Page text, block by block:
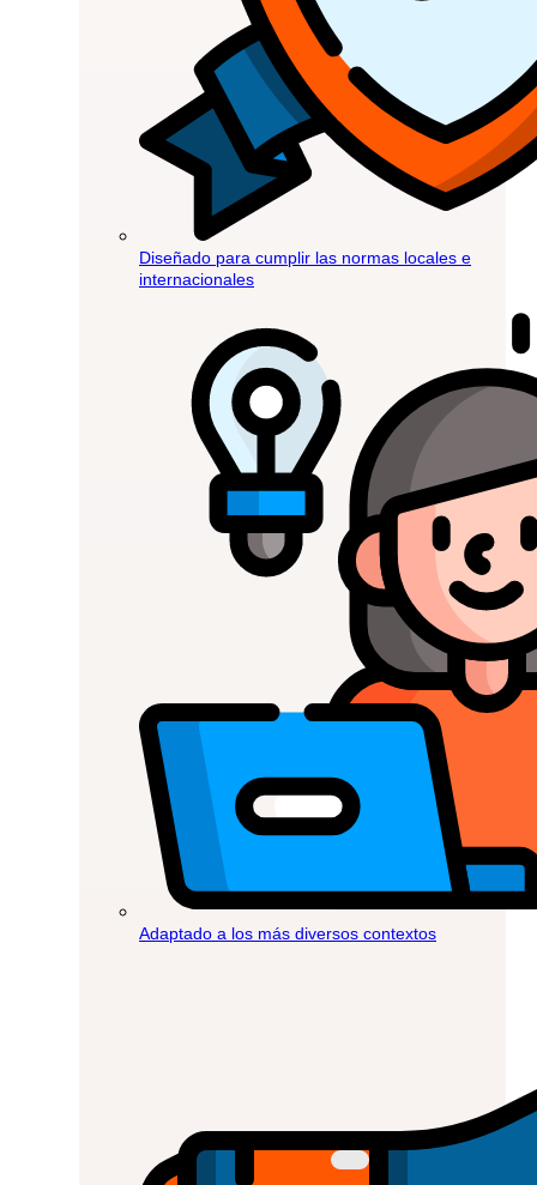
Diseñado para cumplir las normas locales e
internacionales
Adaptado a los más diversos contextos